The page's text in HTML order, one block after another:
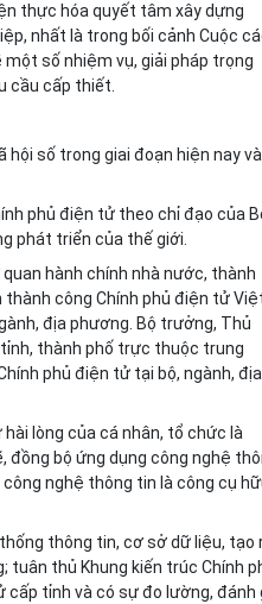
thực hóa quyết tâm xây dựng
nhất là trong bối cảnh Cuộc
số nhiệm vụ, giải pháp trọng
cầu cấp thiết.
hội số trong giai đoạn hiện nay và
phủ điện tử theo chỉ đạo của
phát triển của thế giới.
hành chính nhà nước, thành
thành công Chính phủ điện tử
địa phương. Bộ trưởng, Thủ
thành phố trực thuộc trung
phủ điện tử tại bộ, ngành, địa
hài lòng của cá nhân, tổ chức là
bộ ứng dụng công nghệ
nghệ thông tin là công cụ
thông tin, cơ sở dữ liệu, tạo
thủ Khung kiến trúc Chính
cấp tỉnh và có sự đo lường, đánh